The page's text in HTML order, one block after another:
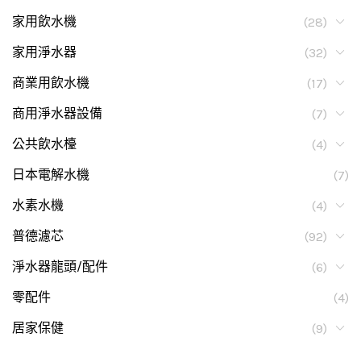
家用飲水機
(28)
家用淨水器
(32)
商業用飲水機
(17)
商用淨水器設備
(7)
公共飲水檯
(4)
日本電解水機
(7)
水素水機
(4)
普德濾芯
(92)
淨水器龍頭/配件
(6)
零配件
(4)
居家保健
(9)